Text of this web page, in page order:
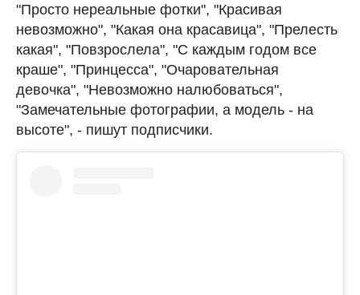
"Просто нереальные фотки", "Красивая
невозможно", "Какая она красавица", "Прелесть
какая", "Повзрослела", "С каждым годом все
краше", "Принцесса", "Очаровательная
девочка", "Невозможно налюбоваться",
"Замечательные фотографии, а модель - на
высоте", - пишут подписчики.